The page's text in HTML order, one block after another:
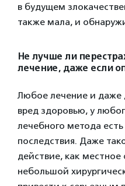
в будущем
также мала, и
Не лучше ли
лечение, даже если
Любое лечение и даже
вред здоровью, у
лечебного метода
последствия. Даже
действие, как
небольшой